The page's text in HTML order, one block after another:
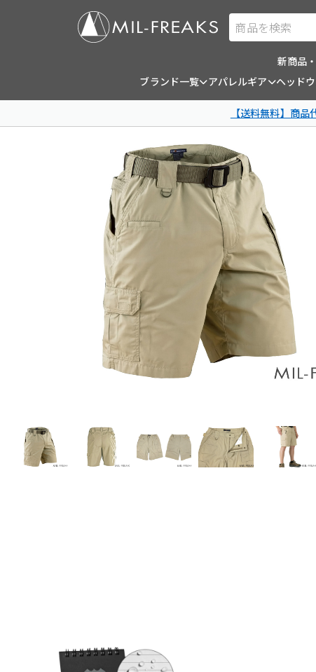
商品を検索
新商品
ブランド一覧
アパレルギア ヘッド
【送料無料】商